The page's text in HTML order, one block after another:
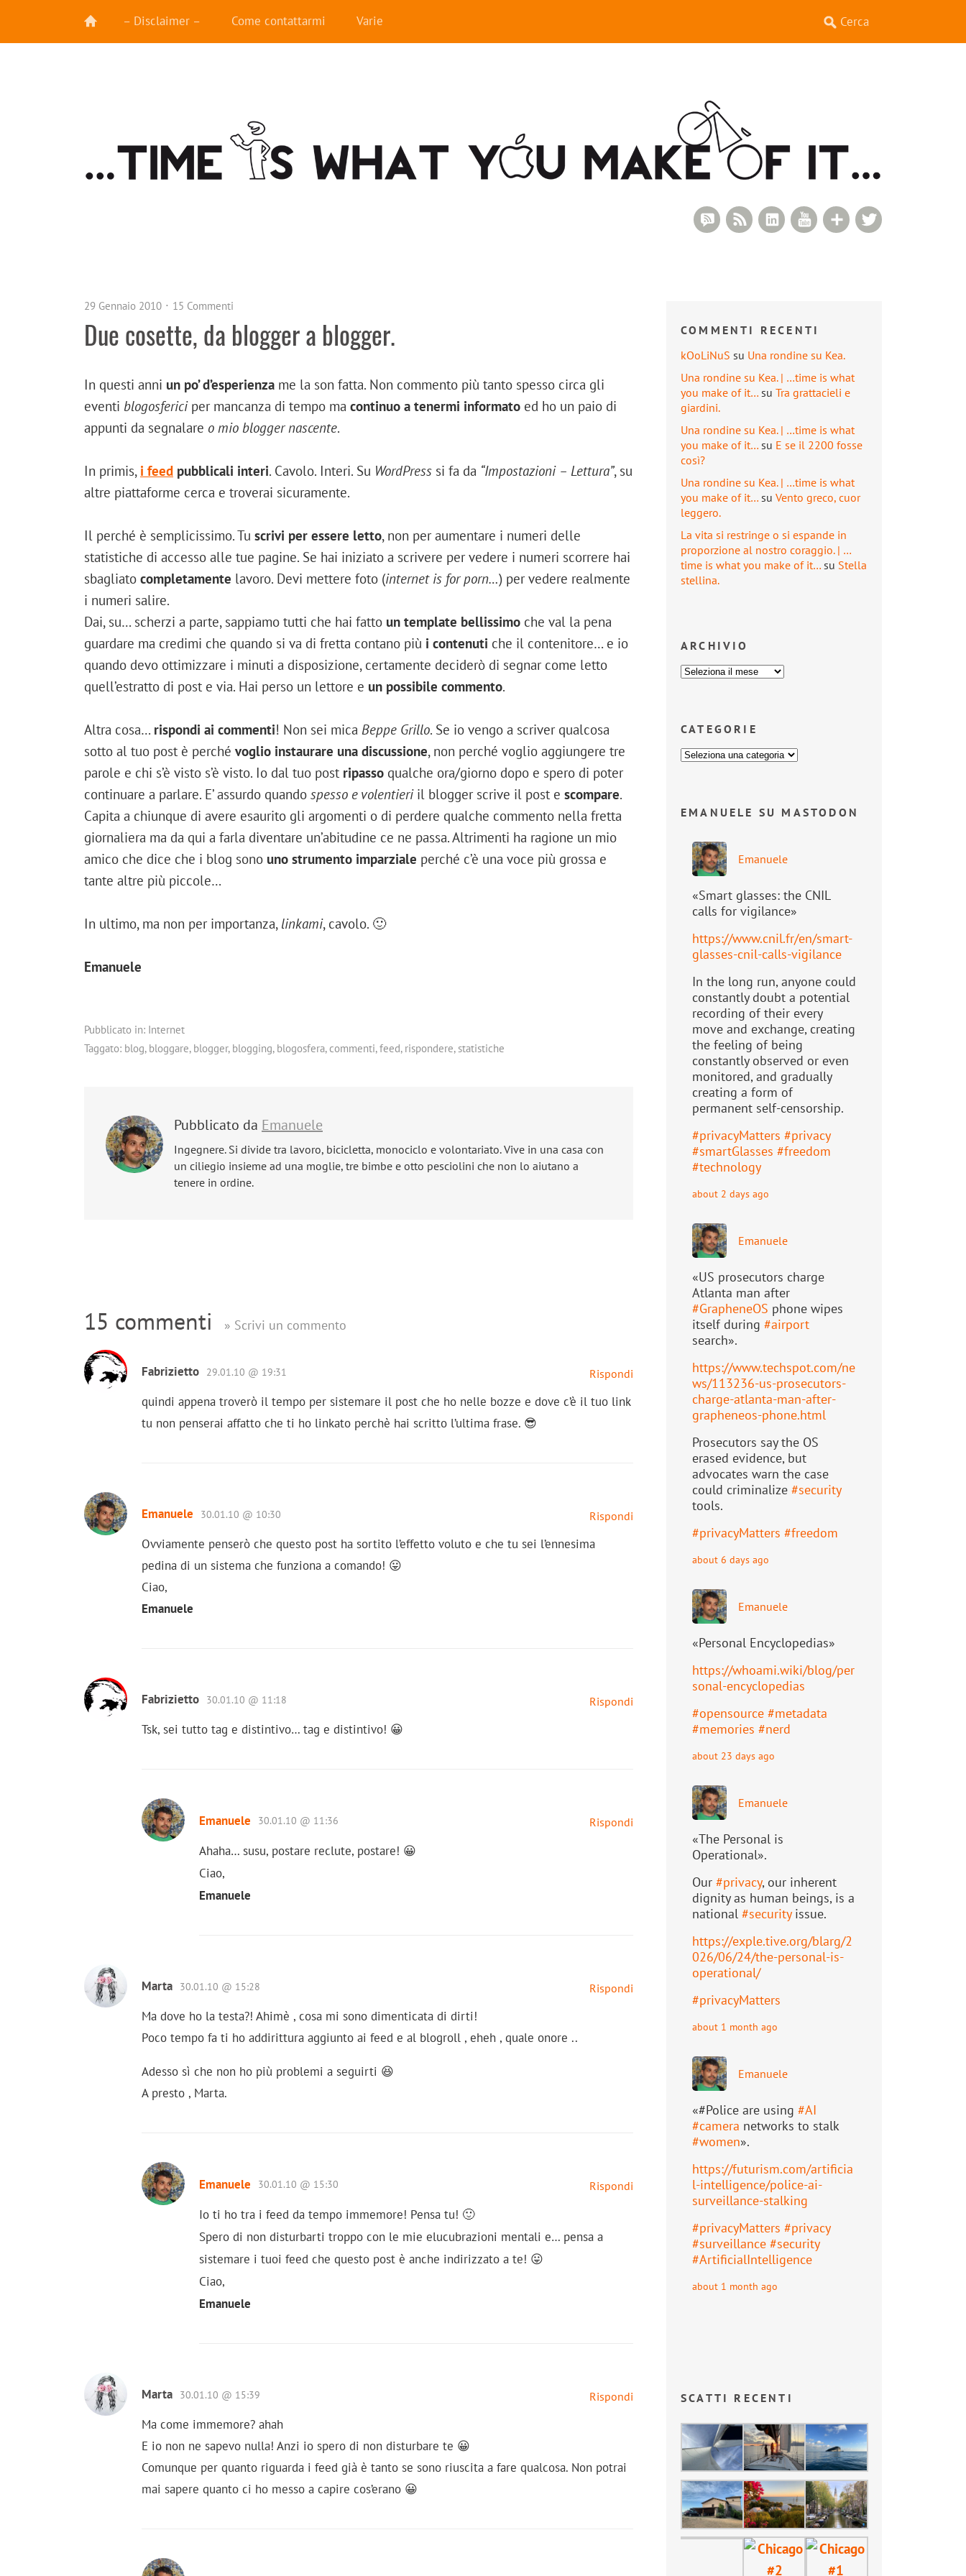
– Disclaimer – Come contattarmi Varie
Google+
YouTube
LinkedIn
RSS Feed
RSS Comments
29 Gennaio 2010 15 Commenti
Due cosette, da blogger a blogger.
In questi anni un po’ d’esperienza me la son fatta. Non commento più tanto spesso circa gli
eventi blogosfericiper mancanza di tempo ma continuo a tenermi informato ed ho un paio di
appunti da segnalare o mio blogger nascente.
In primis, i feed pubblicali interi. Cavolo. Interi. Su WordPress si fa da “Impostazioni – Lettura”, su
altre piattaforme cerca e troverai sicuramente.
Il perché è semplicissimo. Tu scrivi per essere letto, non per aumentare i numeri delle
statistiche di accesso alle tue pagine. Se hai iniziato a scrivere per vedere i numeri scorrere hai
sbagliato completamente lavoro. Devi mettere foto (internet is for porn…) per vedere realmente
i numeri salire.
Dai, su… scherzi a parte, sappiamo tutti che hai fatto un template bellissimo che val la pena
guardare ma credimi che quando si va di fretta contano più i contenuti che il contenitore… e io
quando devo ottimizzare i minuti a disposizione, certamente deciderò di segnar come letto
quell’estratto di post e via. Hai perso un lettore e un possibile commento.
Altra cosa… rispondi ai commenti! Non sei mica Beppe Grillo. Se io vengo a scriver qualcosa
sotto al tuo post è perché voglio instaurare una discussione, non perché voglio aggiungere tre
parole e chi s’è visto s’è visto. Io dal tuo post ripasso qualche ora/giorno dopo e spero di poter
continuare a parlare. E’ assurdo quando spesso e volentieriil blogger scrive il post e scompare.
Capita a chiunque di avere esaurito gli argomenti o di perdere qualche commento nella fretta
giornaliera ma da qui a farla diventare un’abitudine ce ne passa. Altrimenti ha ragione un mio
amico che dice che i blog sono uno strumento imparziale perché c’è una voce più grossa e
tante altre più piccole…
In ultimo, ma non per importanza, linkami, cavolo. 🙂
Emanuele
Pubblicato in: Internet
Taggato: blog, bloggare, blogger, blogging, blogosfera,commenti,feed, rispondere,statistiche
Pubblicato da Emanuele
Ingegnere. Si divide tra lavoro, bicicletta, monociclo e volontariato. Vive in una casa con
un ciliegio insieme ad una moglie, tre bimbe e otto pesciolini che non lo aiutano a
tenere in ordine.
15 commenti » Scrivi un commento
Fabrizietto Rispondi
29.01.10 @ 19:31
quindi appena troverò il tempo per sistemare il post che ho nelle bozze e dove c’è il tuo link
tu non penserai affatto che ti ho linkato perchè hai scritto l’ultima frase. 😎
Emanuele Rispondi
30.01.10 @ 10:30
Ovviamente penserò che questo post ha sortito l’effetto voluto e che tu sei l’ennesima
pedina di un sistema che funziona a comando! 😛
Ciao,
Emanuele
Fabrizietto Rispondi
30.01.10 @ 11:18
Tsk, sei tutto tag e distintivo… tag e distintivo! 😀
Emanuele Rispondi
30.01.10 @ 11:36
Ahaha… susu, postare reclute, postare! 😀
Ciao,
Emanuele
Marta Rispondi
30.01.10 @ 15:28
Ma dove ho la testa?! Ahimè , cosa mi sono dimenticata di dirti!
Poco tempo fa ti ho addirittura aggiunto ai feed e al blogroll , eheh , quale onore ..
Adesso sì che non ho più problemi a seguirti 😆
A presto , Marta.
Emanuele Rispondi
30.01.10 @ 15:30
Io ti ho tra i feed da tempo immemore! Pensa tu! 🙂
Spero di non disturbarti troppo con le mie elucubrazioni mentali e… pensa a
sistemare i tuoi feed che questo post è anche indirizzato a te! 😛
Ciao,
Emanuele
Marta Rispondi
30.01.10 @ 15:39
Ma come immemore? ahah
E io non ne sapevo nulla! Anzi io spero di non disturbare te 😀
Comunque per quanto riguarda i feed già è tanto se sono riuscita a fare qualcosa. Non potrai
mai sapere quanto ci ho messo a capire cos’erano 😀
COMMENTI RECENTI
kOoLiNuS su Una rondine su Kea.
Una rondine su Kea. | …time is what
you make of it… su Tra grattacieli e
giardini.
Una rondine su Kea. | …time is what
you make of it… su E se il 2200 fosse
così?
Una rondine su Kea. | …time is what
you make of it… su Vento greco, cuor
leggero.
La vita si restringe o si espande in
proporzione al nostro coraggio. | …
time is what you make of it… su Stella
stellina.
ARCHIVIO
CATEGORIE
EMANUELE SU MASTODON
Emanuele
«Smart glasses: the CNIL
calls for vigilance»
https://www.cnil.fr/en/smart-
glasses-cnil-calls-vigilance
In the long run, anyone could
constantly doubt a potential
recording of their every
move and exchange, creating
the feeling of being
constantly observed or even
monitored, and gradually
creating a form of
permanent self-censorship.
#privacyMatters #privacy
#smartGlasses #freedom
#technology
about 2 days ago
Emanuele
«US prosecutors charge
Atlanta man after
#GrapheneOS phone wipes
itself during #airport
search».
https://www.techspot.com/ne
ws/113236-us-prosecutors-
charge-atlanta-man-after-
grapheneos-phone.html
Prosecutors say the OS
erased evidence, but
advocates warn the case
could criminalize #security
tools.
#privacyMatters #freedom
about 6 days ago
Emanuele
«Personal Encyclopedias»
https://whoami.wiki/blog/per
sonal-encyclopedias
#opensource #metadata
#memories #nerd
about 23 days ago
Emanuele
«The Personal is
Operational».
Our #privacy, our inherent
dignity as human beings, is a
national #securityissue.
https://exple.tive.org/blarg/2
026/06/24/the-personal-is-
operational/
#privacyMatters
about 1 month ago
Emanuele
«#Police are using #AI
#camera networks to stalk
#women».
https://futurism.com/artificia
l-intelligence/police-ai-
surveillance-stalking
#privacyMatters #privacy
#surveillance #security
#ArtificialIntelligence
about 1 month ago
SCATTI RECENTI